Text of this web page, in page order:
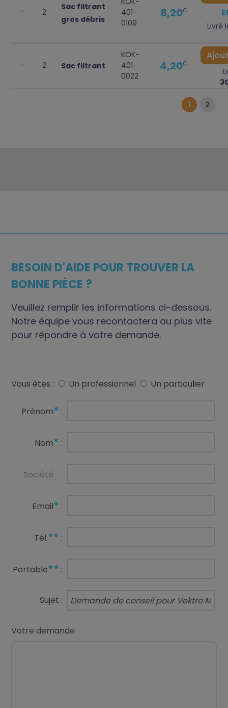
2
Sac filtrant
gros débris
401-
0109
8,20€
Livré
2 Sac filtrant
KOK-
401-
0022
4,20€
1 2
BESOIN D'AIDE POUR TROUVER LA
BONNE PIÈCE ?
Veuillez remplir les informations ci-dessous.
Notre équipe vous recontactera au plus vite
pour répondre à votre demande.
Vous êtes : Un professionnel Un particulier
Prénom* :
Nom* :
Société :
Email* :
Tél.** :
Portable** :
Sujet :
Votre demande